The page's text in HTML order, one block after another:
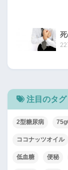
注目のタグ
2型糖尿病
ココナッツオイル
低血糖 便秘